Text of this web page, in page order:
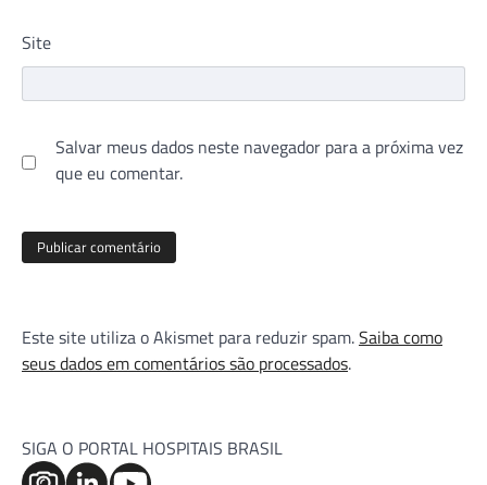
Site
Salvar meus dados neste navegador para a próxima vez
que eu comentar.
Este site utiliza o Akismet para reduzir spam.Saiba como
seus dados em comentários são processados.
SIGA O PORTAL HOSPITAIS BRASIL